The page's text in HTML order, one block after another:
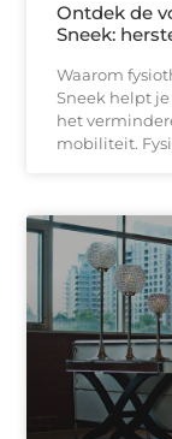
Ontdek de
Sneek:
Waarom
Sneek helpt
het
mobiliteit.